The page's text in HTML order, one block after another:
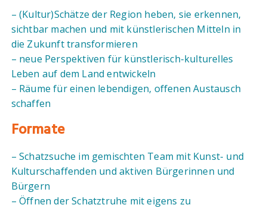
– (Kultur)Schätze der Region heben, sie erkennen,
sichtbar machen und mit künstlerischen Mitteln in
die Zukunft transformieren
– neue Perspektiven für künstlerisch-kulturelles
Leben auf dem Land entwickeln
– Räume für einen lebendigen, offenen Austausch
schaffen
Formate
– Schatzsuche im gemischten Team mit Kunst- und
Kulturschaffenden und aktiven Bürgerinnen und
Bürgern
– Öffnen der Schatztruhe mit eigens zu